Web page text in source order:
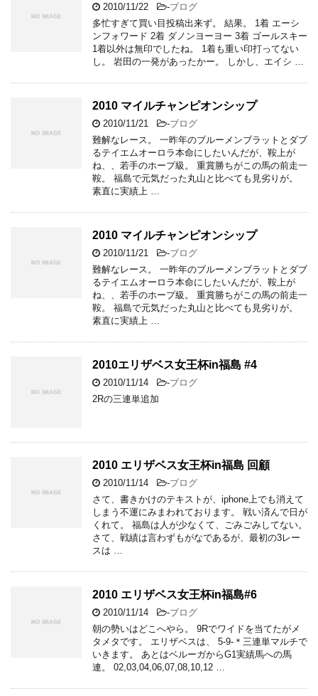
2010/11/22 -ブログ
多忙すぎて買い目投稿出来ず。 結果。 1着 エーシ
ンフォワード 2着 ダノンヨーヨー 3着 ゴールスキー
1着以外は無印でしたね。 1着も重い印打ってない
し。 岩田の一発があったかー。 しかし、エイシ …
2010 マイルチャンピオンシップ
2010/11/21 -ブログ
難解なレース。 一昨年のブルーメンブラットとダブ
るテイエムオーロラ本命にしたいんだが、鞍上が
ね、、若手のホープ級。 重賞勝ちがこの馬の前走一
鞍。 福島で元気だった丸山と比べても見劣りが。
素直に実績上 …
2010 マイルチャンピオンシップ
2010/11/21 -ブログ
難解なレース。 一昨年のブルーメンブラットとダブ
るテイエムオーロラ本命にしたいんだが、鞍上が
ね、、若手のホープ級。 重賞勝ちがこの馬の前走一
鞍。 福島で元気だった丸山と比べても見劣りが。
素直に実績上 …
2010エリザベス女王杯in福島 #4
2010/11/14 -ブログ
2Rの三連単追加
2010 エリザベス女王杯in福島 回顧
2010/11/14 -ブログ
さて、書きかけのテキストが、iphone上でも消えて
しまう不運にみまわれております。 戦い済んで日が
くれて。 福島は人が少なくて、ごみごみしてない。
さて、戦績は言わずもがなであるが、最初の3レー
スは …
2010 エリザベス女王杯in福島#6
2010/11/14 -ブログ
朝の勢いはどこへやら。 9Rでワイドを当てたがメ
タメタです。 エリザベスは、 5-9-＊三連単マルチで
いきます。 あとはベルーガからG1実績馬への馬
連。 02,03,04,06,07,08,10,12 …